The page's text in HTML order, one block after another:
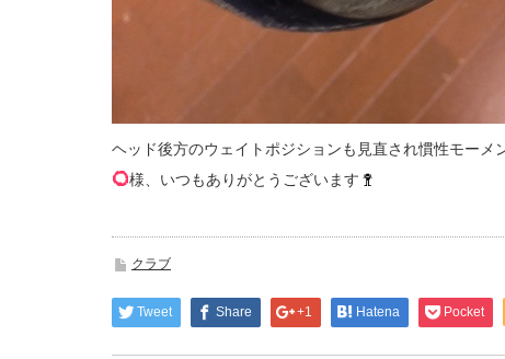
ヘッド後方のウェイトポジションも見直され慣性モー
様、いつもありがとうございます
クラブ
Tweet Share +1 Hatena Pocket